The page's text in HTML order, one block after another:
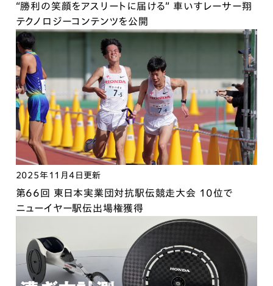
“勝利の笑顔をアスリートに届ける” 車いすレーサー翔
テクノロジーコンテンツを公開
2025年11月4日更新
第66回 東日本実業団対抗駅伝競走大会 10位で
ニューイヤー駅伝出場権獲得